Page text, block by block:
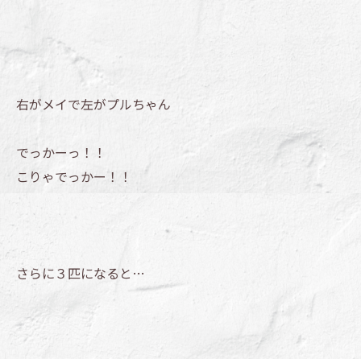
右がメイで左がプルちゃん
でっかーっ！！
こりゃでっかー！！
さらに３匹になると…